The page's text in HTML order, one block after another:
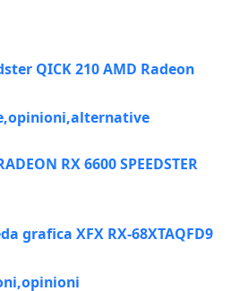
QICK 210 AMD Radeon
RX 6600 SPEEDSTER
grafica XFX RX-68XTAQFD9